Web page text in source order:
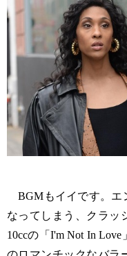
BGMもイイです。エ
なってしまう、クラッ
10ccの「I'm Not In